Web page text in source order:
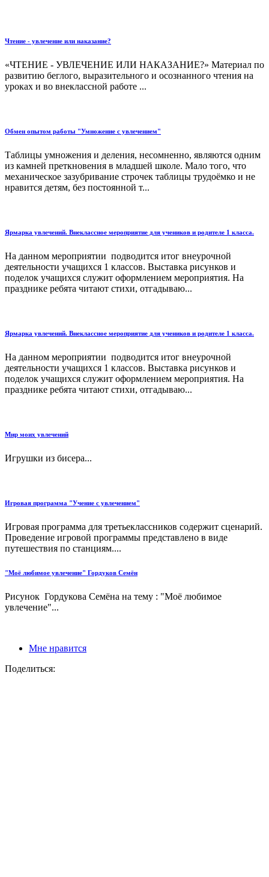
Чтение - увлечение или наказание?
«ЧТЕНИЕ - УВЛЕЧЕНИЕ ИЛИ НАКАЗАНИЕ?» Материал по
развитию беглого, выразительного и осознанного чтения на
уроках и во внеклассной работе ...
Обмен опытом работы "Умножение с увлечением"
Таблицы умножения и деления, несомненно, являются одним
из камней преткновения в младшей школе. Мало того, что
механическое зазубривание строчек таблицы трудоёмко и не
нравится детям, без постоянной т...
Ярмарка увлечений. Внеклассное мероприятие для учеников и родителе 1 класса.
На данном мероприятии подводится итог внеурочной
деятельности учащихся 1 классов. Выставка рисунков и
поделок учащихся служит оформлением мероприятия. На
празднике ребята читают стихи, отгадываю...
Ярмарка увлечений. Внеклассное мероприятие для учеников и родителе 1 класса.
На данном мероприятии подводится итог внеурочной
деятельности учащихся 1 классов. Выставка рисунков и
поделок учащихся служит оформлением мероприятия. На
празднике ребята читают стихи, отгадываю...
Мир моих увлечений
Игрушки из бисера...
Игровая программа "Учение с увлечением"
Игровая программа для третьеклассников содержит сценарий.
Проведение игровой программы представлено в виде
путешествия по станциям....
"Моё любимое увлечение" Гордуков Семён
Рисунок Гордукова Семёна на тему : "Моё любимое
увлечение"...
Мне нравится
Поделиться: